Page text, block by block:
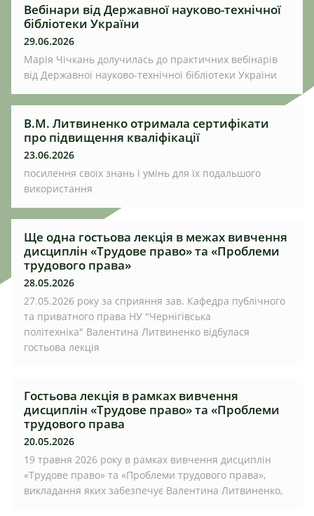
Вебінари від Державної науково-технічної
бібліотеки України
29.06.2026
Марія Чічкань долучилась до практичних вебінарів
від Державної науково-технічної бібліотеки України
В.М. Литвиненко отримала сертифікати
про підвищення кваліфікації
23.06.2026
посилення своїх знань і умінь для їх подальшого
використання
Ще одна гостьова лекція в межах вивчення
дисциплін «Трудове право» та «Проблеми
трудового права»
28.05.2026
27.05.2026 року за сприяння зав. Кафедра публічного
та приватного права НУ "Чернігівська
політехніка" Валентина Литвиненко відбулася
гостьова лекція
Гостьова лекція в рамках вивчення
дисциплін «Трудове право» та «Проблеми
трудового права
20.05.2026
19 травня 2026 року в рамках вивчення дисциплін
«Трудове право» та «Проблеми трудового права»,
викладання яких забезпечує Валентина Литвиненко,